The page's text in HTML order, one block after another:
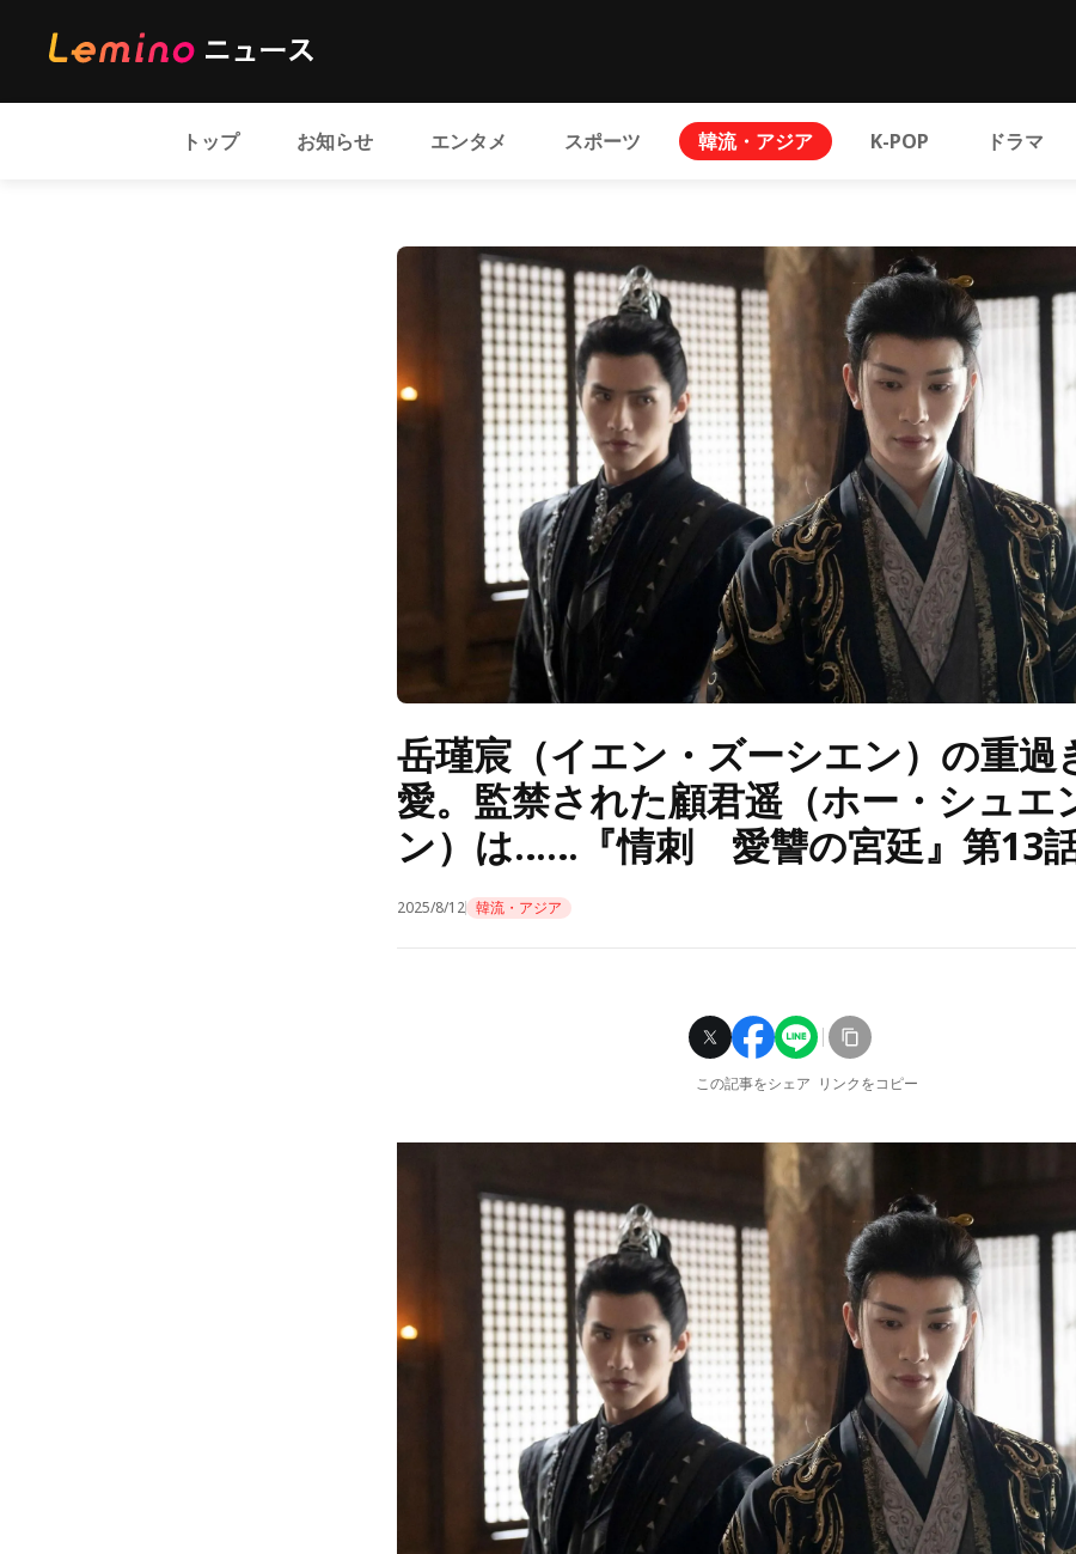
トップ お知らせ エンタメ スポーツ 韓流・アジア K-POP ドラマ
岳瑾宸（イエン・ズーシエン）の重過
愛。監禁された顧君遥（ホー・シュエ
ン）は……『情刺 愛讐の宮廷』第13
2025/8/12 韓流・アジア
この記事をシェア リンクをコピー